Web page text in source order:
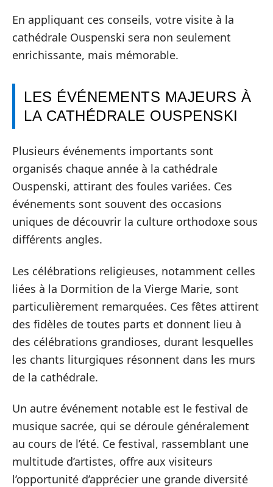
En appliquant ces conseils, votre visite à la
cathédrale Ouspenski sera non seulement
enrichissante, mais mémorable.
LES ÉVÉNEMENTS MAJEURS À
LA CATHÉDRALE OUSPENSKI
Plusieurs événements importants sont
organisés chaque année à la cathédrale
Ouspenski, attirant des foules variées. Ces
événements sont souvent des occasions
uniques de découvrir la culture orthodoxe sous
différents angles.
Les célébrations religieuses, notamment celles
liées à la Dormition de la Vierge Marie, sont
particulièrement remarquées. Ces fêtes attirent
des fidèles de toutes parts et donnent lieu à
des célébrations grandioses, durant lesquelles
les chants liturgiques résonnent dans les murs
de la cathédrale.
Un autre événement notable est le festival de
musique sacrée, qui se déroule généralement
au cours de l’été. Ce festival, rassemblant une
multitude d’artistes, offre aux visiteurs
l’opportunité d’apprécier une grande diversité